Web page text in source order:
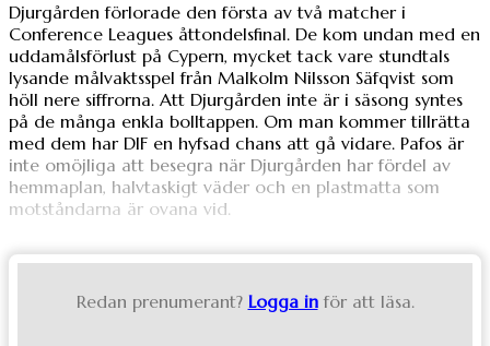
Djurgården förlorade den första av två matcher i
Conference Leagues åttondelsfinal. De kom undan med en
uddamålsförlust på Cypern, mycket tack vare stundtals
lysande målvaktsspel från Malkolm Nilsson Säfqvist som
höll nere siffrorna. Att Djurgården inte är i säsong syntes
på de många enkla bolltappen. Om man kommer tillrätta
med dem har DIF en hyfsad chans att gå vidare. Pafos är
inte omöjliga att besegra när Djurgården har fördel av
hemmaplan, halvtaskigt väder och en plastmatta som
motståndarna är ovana vid.
Redan prenumerant? Logga in för att läsa.